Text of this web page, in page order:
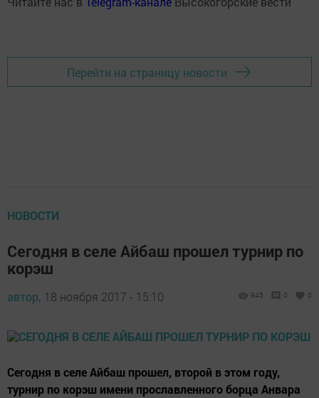
Перейти на страницу новости
НОВОСТИ
Сегодня в селе Айбаш прошел турнир по
корэш
автор, 18 ноября 2017 - 15:10 945 0 0
Сегодня в селе Айбаш прошел, второй в этом году,
турнир по корэш имени прославленного борца Анвара